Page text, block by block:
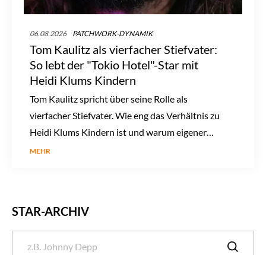
06.08.2026 PATCHWORK-DYNAMIK
Tom Kaulitz als vierfacher Stiefvater:
So lebt der "Tokio Hotel"-Star mit
Heidi Klums Kindern
Tom Kaulitz spricht über seine Rolle als
vierfacher Stiefvater. Wie eng das Verhältnis zu
Heidi Klums Kindern ist und warum eigener
Nachwuchs kein Thema ist.
MEHR
STAR-ARCHIV